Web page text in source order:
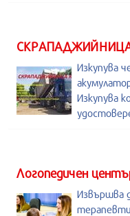
Изкупува
Изкупува
Логопедичен
Извършва